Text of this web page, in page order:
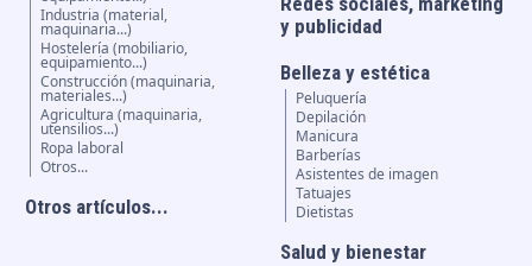
Industria (material,
maquinaria...)
Hostelería (mobiliario,
equipamiento...)
Construcción (maquinaria,
materiales...)
Agricultura (maquinaria,
utensilios...)
Ropa laboral
Otros...
Otros artículos...
y publicidad
Belleza y estética
Peluquería
Depilación
Manicura
Barberías
Asistentes de imagen
Tatuajes
Dietistas
Salud y bienestar